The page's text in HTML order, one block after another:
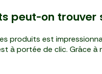
peut-on trouver
produits est
à portée de clic. Grâce